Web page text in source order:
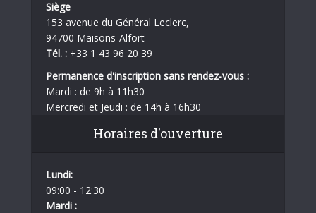
Siège
153 avenue du Général Leclerc,
94700 Maisons-Alfort
Tél. : +33 1 43 96 20 39
Permanence d'inscription sans rendez-vous :
Mardi : de 9h à 11h30
Mercredi et Jeudi : de 14h à 16h30
Horaires d'ouverture
Lundi:
09:00 - 12:30
Mardi :